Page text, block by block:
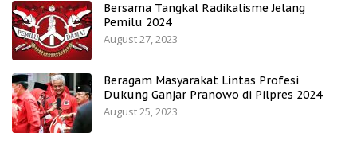
Bersama Tangkal Radikalisme Jelang
Pemilu 2024
August 27, 2023
Beragam Masyarakat Lintas Profesi
Dukung Ganjar Pranowo di Pilpres 2024
August 25, 2023